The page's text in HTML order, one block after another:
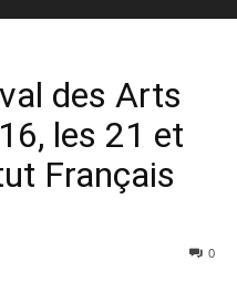
des Arts
les 21 et
Français
0